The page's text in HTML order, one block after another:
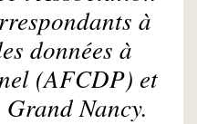
à
données à
(AFCDP) et
Nancy.